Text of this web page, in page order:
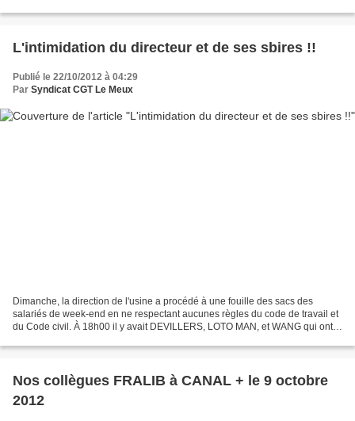
L'intimidation du directeur et de ses sbires !!
Publié le 22/10/2012 à 04:29
Par Syndicat CGT Le Meux
Dimanche, la direction de l'usine a procédé à une fouille des sacs des
salariés de week-end en ne respectant aucunes règles du code de travail et
du Code civil. À 18h00 il y avait DEVILLERS, LOTO MAN, et WANG qui ont
Nos collègues FRALIB à CANAL + le 9 octobre
2012